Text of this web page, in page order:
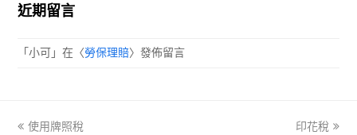
近期留言
「小可 」在〈勞保理賠〉發佈留言
previous
使用牌照稅
next
印花稅